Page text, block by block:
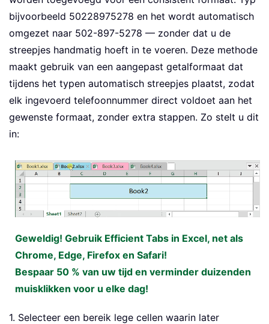
bijvoorbeeld 50228975278 en het wordt automatisch
omgezet naar 502-897-5278 — zonder dat u de
streepjes handmatig hoeft in te voeren. Deze methode
maakt gebruik van een aangepast getalformaat dat
tijdens het typen automatisch streepjes plaatst, zodat
elk ingevoerd telefoonnummer direct voldoet aan het
gewenste formaat, zonder extra stappen. Zo stelt u dit
in:
Geweldig! Gebruik Efficient Tabs in Excel, net als
Chrome, Edge, Firefox en Safari!
Bespaar 50 % van uw tijd en verminder duizenden
muisklikken voor u elke dag!
1. Selecteer een bereik lege cellen waarin later